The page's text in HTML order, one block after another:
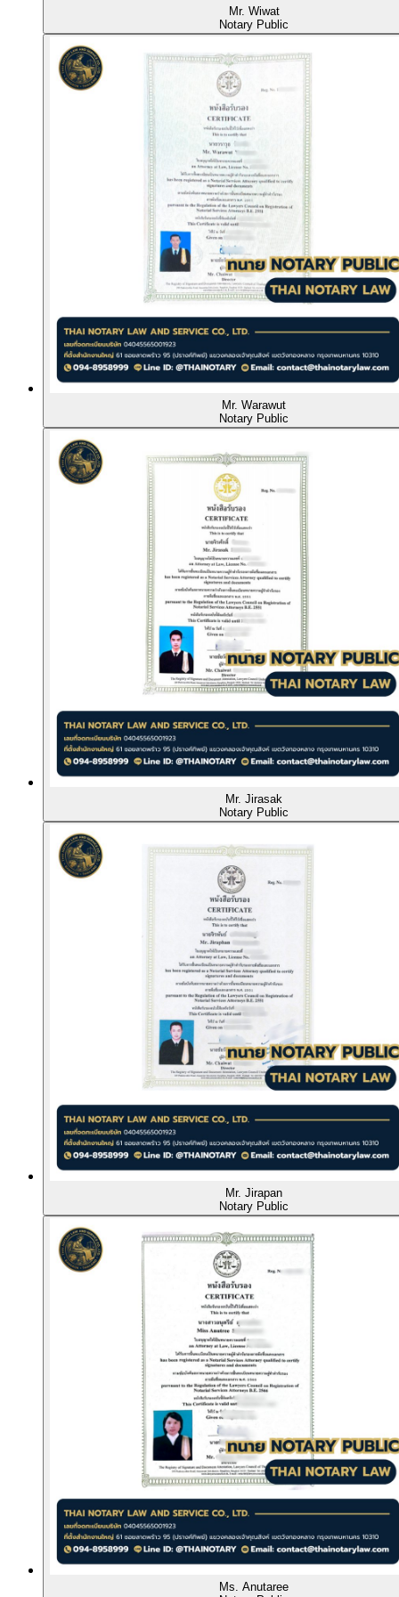
Mr. Wiwat
Notary Public
Mr. Warawut
Notary Public
Mr. Jirasak
Notary Public
Mr. Jirapan
Notary Public
Ms. Anutaree